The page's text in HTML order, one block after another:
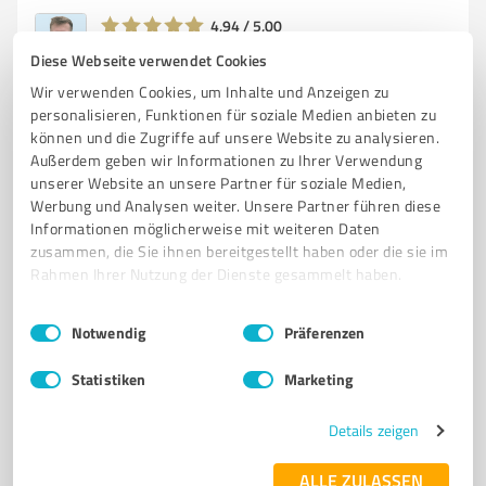
Diese Webseite verwendet Cookies
Wir verwenden Cookies, um Inhalte und Anzeigen zu
personalisieren, Funktionen für soziale Medien anbieten zu
können und die Zugriffe auf unsere Website zu analysieren.
Außerdem geben wir Informationen zu Ihrer Verwendung
unserer Website an unsere Partner für soziale Medien,
Werbung und Analysen weiter. Unsere Partner führen diese
Informationen möglicherweise mit weiteren Daten
zusammen, die Sie ihnen bereitgestellt haben oder die sie im
Rahmen Ihrer Nutzung der Dienste gesammelt haben.
Impressum Datenschutzbestimmungen
Einwilligungsauswahl
Notwendig Präferenzen
Statistiken Marketing
Details zeigen
ALLE ZULASSEN
4,94 / 5,00
Bewertungen
4 Online Marketing
Carmona Media | Werbeagentur
Full Service Werbeagentur für mittelständische
Unternehmen in Steinen
WERBEAGENTUR ONLINE-MARKETING WEBDESIGN
MARKENENTWICKLUNG STRATEGISCHE BERATUNG
CONTENT MARKETING DIGITALE MEDIEN KUNDENBINDUNG